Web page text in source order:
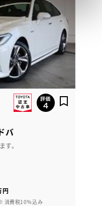
バ
す。
円
消費税10％込み